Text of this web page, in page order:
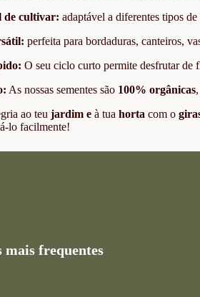
de cultivar: adaptável a diferentes tipos
perfeita para bordaduras, canteiros,
O seu ciclo curto permite desfrutar de
As nossas sementes são 100% orgânicas
ao teujardim e à tuahorta com o
lo facilmente!
mais frequentes